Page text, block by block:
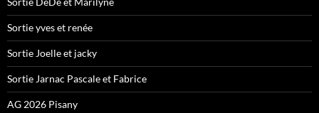
Sortie yves et renée
Sortie Joelle et jacky
Sortie Jarnac Pascale et Fabrice
AG 2026 Pisany